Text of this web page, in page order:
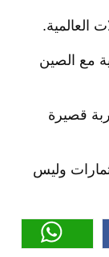
العالمية.
مع الصين
قصيرة
وليس